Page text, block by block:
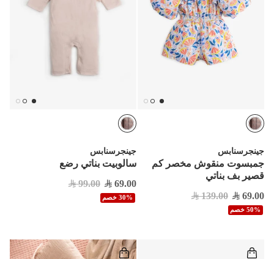
جينجرسنابس
جمبسوت منقوش مخصر كم
قصير بف بناتي
69.00
139.00
50% خصم
جينجرسنابس
سالوبيت بناتي رضع
69.00
99.00
30% خصم